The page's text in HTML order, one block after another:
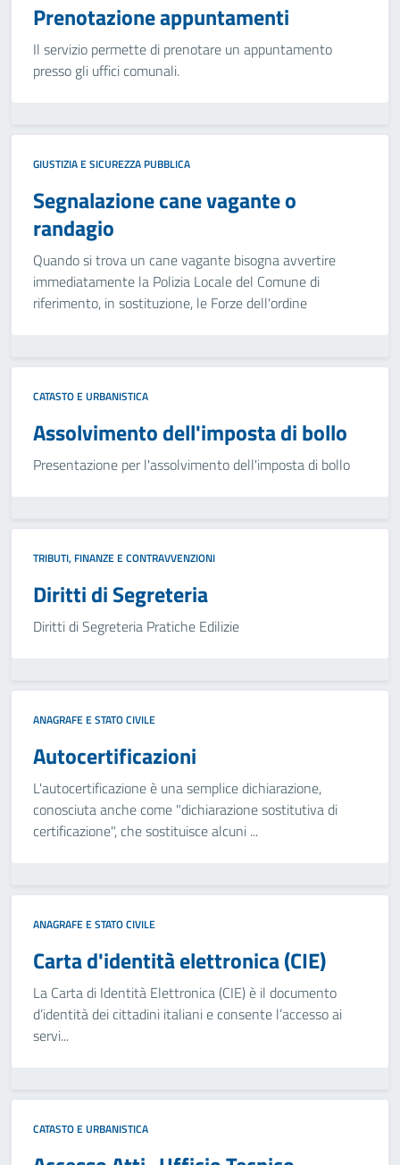
Prenotazione appuntamenti
Il servizio permette di prenotare un appuntamento
presso gli uffici comunali.
GIUSTIZIA E SICUREZZA PUBBLICA
Segnalazione cane vagante o
randagio
Quando si trova un cane vagante bisogna avvertire
immediatamente la Polizia Locale del Comune di
riferimento, in sostituzione, le Forze dell'ordine
CATASTO E URBANISTICA
Assolvimento dell'imposta di bollo
Presentazione per l'assolvimento dell'imposta di bollo
TRIBUTI, FINANZE E CONTRAVVENZIONI
Diritti di Segreteria
Diritti di Segreteria Pratiche Edilizie
ANAGRAFE E STATO CIVILE
Autocertificazioni
L'autocertificazione è una semplice dichiarazione,
conosciuta anche come "dichiarazione sostitutiva di
certificazione", che sostituisce alcuni ...
ANAGRAFE E STATO CIVILE
Carta d'identità elettronica (CIE)
La Carta di Identità Elettronica (CIE) è il documento
d’identità dei cittadini italiani e consente l’accesso ai
servi...
CATASTO E URBANISTICA